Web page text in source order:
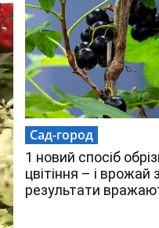
Сад-город
1 новий спосіб
цвітіння – і врожай
результати